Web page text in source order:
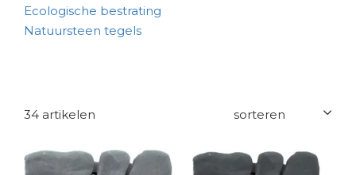
Ecologische bestrating
Natuursteen tegels
34 artikelen